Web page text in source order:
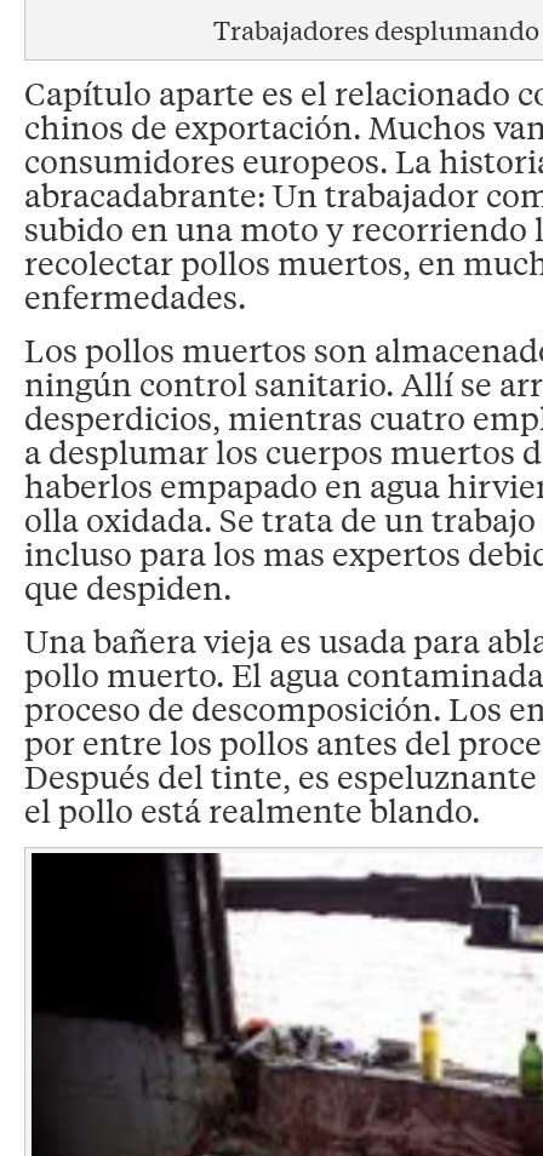
Trabajadores
Capítulo aparte es el relacionado
chinos de exportación. Muchos
consumidores europeos. La
abracadabrante: Un trabajador
subido en una moto y recorriendo
recolectar pollos muertos, en
enfermedades.
Los pollos muertos son
ningún control sanitario. Allí se
desperdicios, mientras cuatro
a desplumar los cuerpos muertos
haberlos empapado en agua
olla oxidada. Se trata de un
incluso para los mas expertos
que despiden.
Una bañera vieja es usada para
pollo muerto. El agua
proceso de descomposición. Los
por entre los pollos antes del
Después del tinte, es
el pollo está realmente blando.